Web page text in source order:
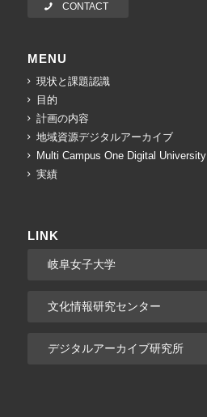
CONTACT
MENU
現状と課題認識
目的
計画の内容
地域資源デジタルアーカイブ
Multi Campus One Digital University
実績
LINK
岐阜女子大学
文化情報研究センター
デジタルアーカイブ研究所